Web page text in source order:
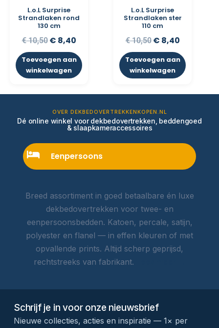
L.o.L Surprise
Strandlaken rond
130 cm
€10,50 € 8,40
Toevoegen aan
winkelwagen
L.o.L Surprise
Strandlaken ster
110 cm
€10,50 € 8,40
Toevoegen aan
winkelwagen
OVER DEKBEDOVERTREKKENKOPEN.NL
Dé online winkel voor dekbedovertrekken, beddengoed
& slaapkameraccessoires
Eenpersoons
Breed assortiment in goed betaalbare én luxe
dekbedovertrekken voor twee- en
eenpersoonsbedden. Katoen, percale, satijn,
polyester en flanel — in effen kleuren of met
opvallende prints. Altijd scherp geprijsd,
rechtstreeks van fabrikant.
Schrijf je in voor onze nieuwsbrief
Nieuwe collecties, acties en inspiratie — 1× per